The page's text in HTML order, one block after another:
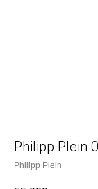
Philipp Plein
Philipp Plein